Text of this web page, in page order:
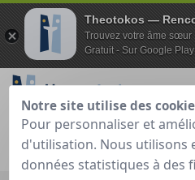
Je teste gratuitement
Theotokos —
Trouvez votre âme sœur
Gratuit - Sur Google Play
Notre site utilise des
Pour personnaliser et
d'utilisation. Nous utilisons
données statistiques à des